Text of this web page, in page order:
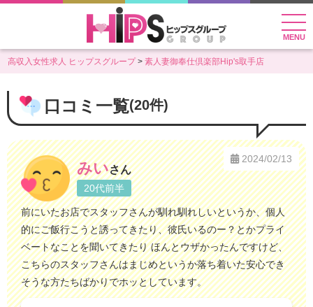
MENU
高収入女性求人 ヒップスグループ 素人妻御奉仕倶楽部Hip's取手店
口コミ一覧(20件)
みいさん
20代前半
2024/02/13
前にいたお店でスタッフさんが馴れ馴れしいというか、個人
的にご飯行こうと誘ってきたり、彼氏いるのー？とかプライ
ベートなことを聞いてきたり ほんとウザかったんですけど、
こちらのスタッフさんはまじめというか落ち着いた安心でき
そうな方たちばかりでホッとしています。